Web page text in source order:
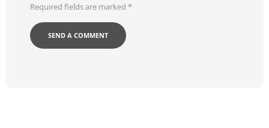
Required fields are marked *